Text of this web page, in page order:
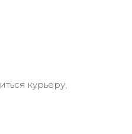
курьеру,